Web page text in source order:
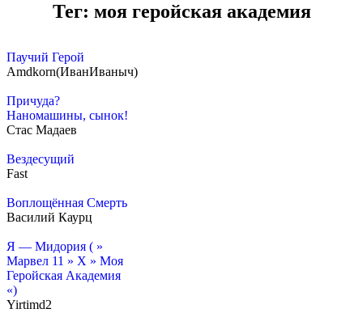
Тег: моя геройская академия
Паучий Герой
Amdkorn(ИванИваныч)
Причуда?
Наномашины, сынок!
Cтас Мадаев
Вездесущий
Fast
Воплощённая Смерть
Василий Каурц
Я — Мидория ( »
Марвел 11 » Х » Моя
Геройская Академия
«)
Yirtimd2